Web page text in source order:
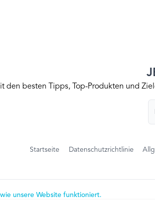
den besten Tipps, Top-Produkten und
Startseite Datenschutzrichtlinie
unsere Website funktioniert.